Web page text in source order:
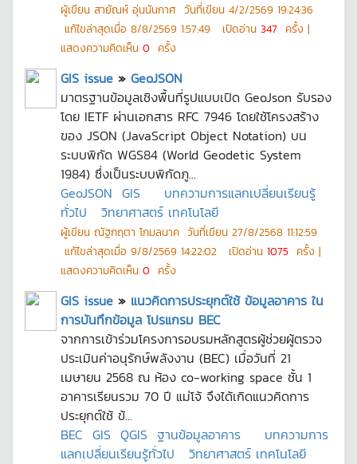
ผู้เขียน สายัณห์ อุ่นนันกาศ วันที่เขียน 4/2/2569 19:24:36
แก้ไขล่าสุดเมื่อ 8/8/2569 1:57:49 เปิดอ่าน 347 ครั้ง |
แสดงความคิดเห็น 0 ครั้ง
GIS issue » GeoJSON
มาตรฐานข้อมูลเชิงพื้นที่รูปแบบเปิด GeoJson รับรอง
โดย IETF ผ่านเอกสาร RFC 7946 โดยใช้โครงสร้าง
ของ JSON (JavaScript Object Notation) บน
ระบบพิกัด WGS84 (World Geodetic System
1984) ซึ่งเป็นระบบพิกัดภู...
GeoJSON GIS
บทความการแลกเปลี่ยนเรียนรู้
ทั่วไป
วิทยาศาสตร์ เทคโนโลยี
ผู้เขียน ณัฐกฤตา โกมลนาค วันที่เขียน 27/8/2568 11:12:59
แก้ไขล่าสุดเมื่อ 9/8/2569 14:22:02 เปิดอ่าน 1075 ครั้ง |
แสดงความคิดเห็น 0 ครั้ง
GIS issue » แนวคิดการประยุกต์ใช้ ข้อมูลอาคาร ใน
การบันทึกข้อมูล โปรแกรม BEC
จากการเข้าร่วมโครงการอบรมหลักสูตรผู้ช่วยผู้ตรวจ
ประเมินค่าอนุรักษ์พลังงาน (BEC) เมื่อวันที่ 21
เมษายน 2568 ณ ห้อง co-working space ชั้น 1
อาคารเรียนรวม 70 ปี แม่โจ้ จึงได้เกิดแนวคิดการ
ประยุกต์ใช้ ข้...
BEC GIS QGIS ฐานข้อมูลอาคาร
บทความการ
แลกเปลี่ยนเรียนรู้ทั่วไป
วิทยาศาสตร์ เทคโนโลยี